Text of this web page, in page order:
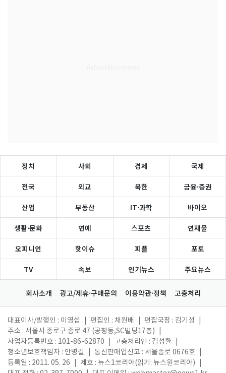
정치 사회 경제 국제
전국 외교 북한 금융·증권
산업 부동산 IT·과학 바이오
생활·문화 연예 스포츠 연재물
오피니언 핫이슈 피플 포토
TV 속보 인기뉴스 주요뉴스
회사소개 광고/제휴·구매문의 이용약관·정책 고충처리
대표이사/발행인 : 이영섭 편집인 : 채원배 편집국장 : 김기성
주소 : 서울시 종로구 종로 47 (공평동,SC빌딩17층)
사업자등록번호 : 101-86-62870
고충처리인 : 김성환
청소년보호책임자 : 안병길
통신판매업신고 : 서울종로 0676호
등록일 : 2011. 05. 26
제호 : 뉴스1코리아(읽기: 뉴스원코리아)